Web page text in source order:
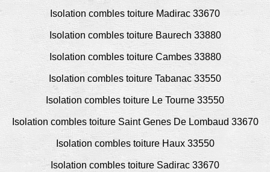
Isolation combles toiture Madirac 33670
Isolation combles toiture Baurech 33880
Isolation combles toiture Cambes 33880
Isolation combles toiture Tabanac 33550
Isolation combles toiture Le Tourne 33550
Isolation combles toiture Saint Genes De Lombaud 33670
Isolation combles toiture Haux 33550
Isolation combles toiture Sadirac 33670